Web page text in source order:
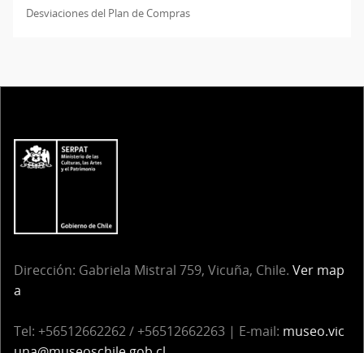
Desviaciones del Plan de Compras
Dirección: Gabriela Mistral 759, Vicuña, Chile. Ver map
a
Tel: +56512662262 / +56512662263 | E-mail: museo.vic